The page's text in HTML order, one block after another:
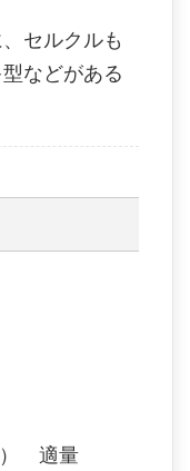
セルクルも
などがある
） 適量